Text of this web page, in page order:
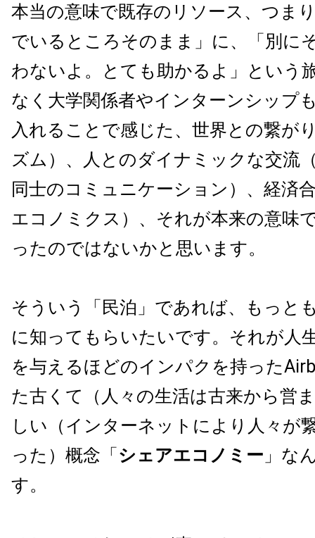
本当の意味で既存のリソース、つま
でいるところそのまま」に、「別に
わないよ。とても助かるよ」という
なく大学関係者やインターンシップ
入れることで感じた、世界との繋が
ズム）、人とのダイナミックな交流
同士のコミュニケーション）、経済
エコノミクス）、それが本来の意味
ったのではないかと思います。
そういう「民泊」であれば、もっと
に知ってもらいたいです。それが人
を与えるほどのインパクを持った
た古くて（人々の生活は古来から営
しい（インターネットにより人々が
った）概念「 シェアエコノミー 」な
す。